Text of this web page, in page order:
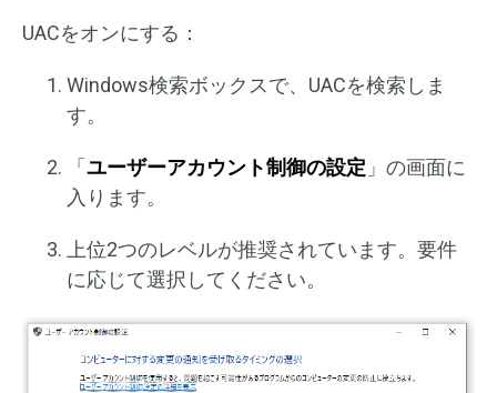
UACをオンにする：
Windows検索ボックスで、UACを検索しま
す。
「 ユーザーアカウント制御の設定 」の画面に
入ります。
上位2つのレベルが推奨されています。要件
に応じて選択してください。